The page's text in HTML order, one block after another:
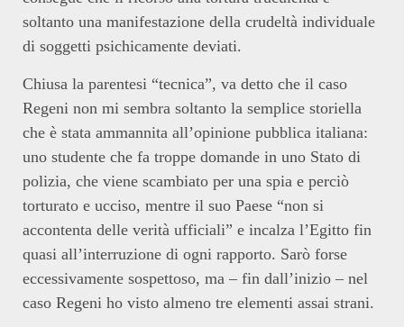
soltanto una manifestazione della crudeltà individuale
di soggetti psichicamente deviati.
Chiusa la parentesi “tecnica”, va detto che il caso
Regeni non mi sembra soltanto la semplice storiella
che è stata ammannita all’opinione pubblica italiana:
uno studente che fa troppe domande in uno Stato di
polizia, che viene scambiato per una spia e perciò
torturato e ucciso, mentre il suo Paese “non si
accontenta delle verità ufficiali” e incalza l’Egitto fin
quasi all’interruzione di ogni rapporto. Sarò forse
eccessivamente sospettoso, ma – fin dall’inizio – nel
caso Regeni ho visto almeno tre elementi assai strani.